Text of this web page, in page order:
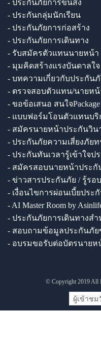
- ประกันภัยการขนส่ง
- ประกันกลุ่มนักเรียน
- ประกันภัยการก่อสร้าง
- ประกันภัยการเดินทาง
- รับสมัครตัวแทนนายหน้า
- มุมคิดสร้างแรงบันดาลใจ
- บทความเกี่ยวกับประกัน
- ตรวจสอบตัวแทน/นายหน้
- ขอข้อเสนอ สนใจPackage
- แบบฟอร์มโอนตัวแทนบริ
- สมัครนายหน้าประกันวิน
- ประกันภัยความเสี่ยงภัย
- ประกันทันเวลารู้เข้าใจป
- สมัครสอบนายหน้าประกั
- ข่าวสารประกันภัย / รู้รอ
- เงื่อนไขการผ่อนเบี้ยประ
- AI Master Room by
- ประกันภัยการเดินทางส
- สอบถามข้อมูลประกันภัย
- อบรมขอรับต่อบัตรนายห
© Copyright 2019 All
ผู้เข้าช